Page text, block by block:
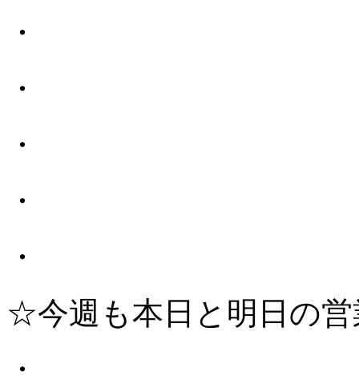
・
・
・
・
・
☆今週も本日と明日の
・